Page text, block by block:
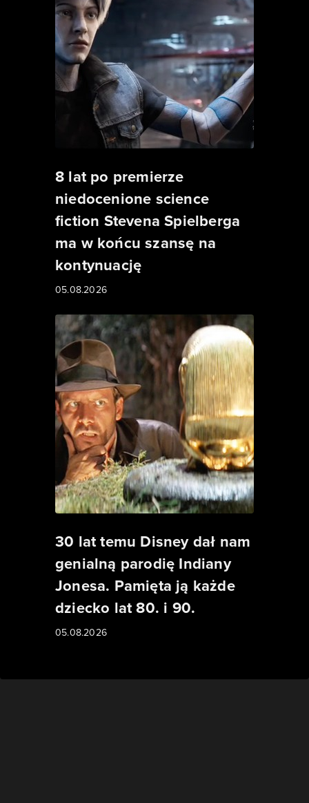
8 lat po premierze
niedocenione science
fiction Stevena Spielberga
ma w końcu szansę na
kontynuację
05.08.2026
30 lat temu Disney dał nam
genialną parodię Indiany
Jonesa. Pamięta ją każde
dziecko lat 80. i 90.
05.08.2026